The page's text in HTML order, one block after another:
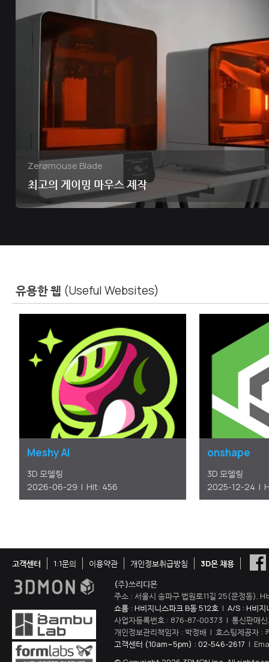
Zerømouse Blade
최고의 게이밍 마우스 제작
유용한 웹 (Useful Websites)
Meshy AI
3D 모델링
2026-06-29 | Hit: 456
onshape
3D 모델링
2025-12-24 |
고객센터 1:1문의 이용약관 개인정보취급방침
3D몬 채용
(주)쓰리디몬
주소 : 서울시 송파구 법원로11길 25(문정동),
쇼룸 : H비지니스파크 B동 512호 | A/S : H비지
사업자등록번호 : 876-87-00373 | 통신판매
개인정보관리책임자 : 박정배 | 호스팅제공자 :
고객센터 (10am~5pm) : 02-546-2617 |